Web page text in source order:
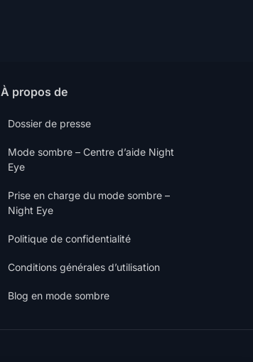
À propos de
Dossier de presse
Mode sombre – Centre d’aide Night
Eye
Prise en charge du mode sombre –
Night Eye
Politique de confidentialité
Conditions générales d’utilisation
Blog en mode sombre